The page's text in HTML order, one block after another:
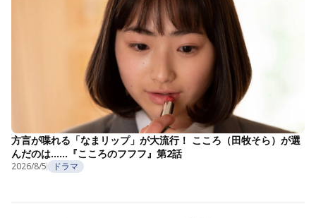
方言が喋れる「なまリップ」が大流行！ こころ（田牧そら）が選
んだのは……『こころのフフフ』第2話
2026/8/5 ドラマ